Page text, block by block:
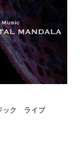
ック ライブ